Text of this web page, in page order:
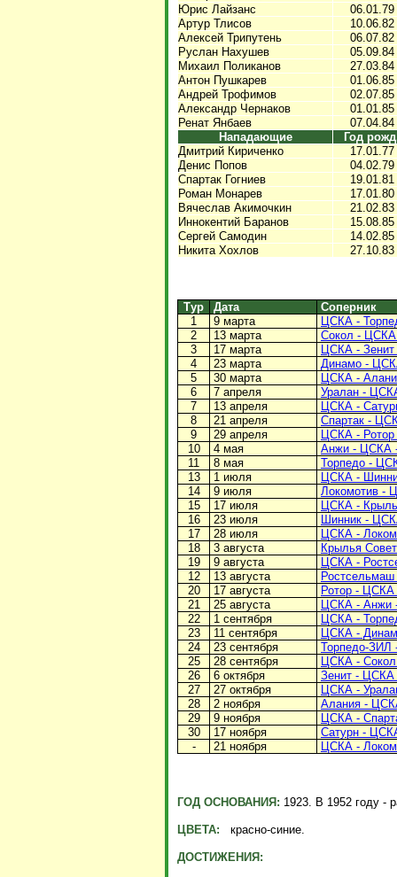
Юрис Лайзанс
06.01.79
Артур Тлисов
10.06.82
Алексей Трипутень
06.07.82
Руслан Нахушев
05.09.84
Михаил Поликанов
27.03.84
Антон Пушкарев
01.06.85
Андрей Трофимов
02.07.85
Александр Чернаков
01.01.85
Ренат Янбаев
07.04.84
Нападающие
Год
Дмитрий Кириченко
17.01.77
Денис Попов
04.02.79
Спартак Гогниев
19.01.81
Роман Монарев
17.01.80
Вячеслав Акимочкин
21.02.83
Иннокентий Баранов
15.08.85
Сергей Самодин
14.02.85
Никита Хохлов
27.10.83
Тур Дата
Соперник
1
9 марта
ЦСКА -
2
13 марта
Сокол - ЦСКА
3
17 марта
ЦСКА - Зенит
4
23 марта
Динамо -
5
30 марта
ЦСКА -
6
7 апреля
Уралан -
7
13 апреля
ЦСКА -
8
21 апреля
Спартак -
9
29 апреля
ЦСКА - Ротор
10
4 мая
Анжи - ЦСКА
11
8 мая
Торпедо -
13
1 июля
ЦСКА -
14
9 июля
Локомотив -
15
17 июля
ЦСКА -
16
23 июля
Шинник -
17
28 июля
ЦСКА -
18
3 августа
Крылья
19
9 августа
ЦСКА -
12
13 августа
20
17 августа
Ротор - ЦСКА
21
25 августа
ЦСКА - Анжи
22
1 сентября
ЦСКА -
23
11 сентября
ЦСКА -
24
23 сентября
Торпедо-
25
28 сентября
ЦСКА -
26
6 октября
Зенит - ЦСКА
27
27 октября
ЦСКА -
28
2 ноября
Алания -
29
9 ноября
ЦСКА -
30
17 ноября
Сатурн -
-
21 ноября ЦСКА -
ГОД ОСНОВАНИЯ: 1923. В 1952 году -
ЦВЕТА: красно-синие.
ДОСТИЖЕНИЯ: